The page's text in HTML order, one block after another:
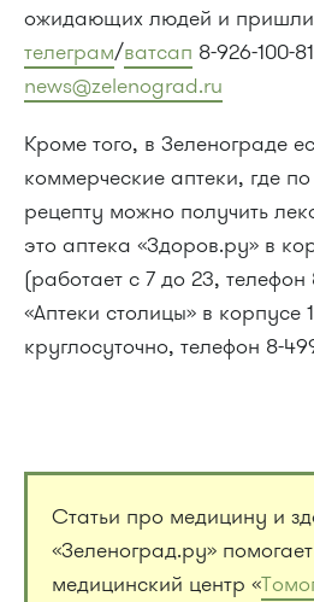
ожидающих людей и
телеграм/ватсап 8-926-100-
news@zelenograd.ru
Кроме того, в Зеленограде
коммерческие аптеки, где
рецепту можно получить
это аптека «Здоров.ру» в
(работает с 7 до 23,
«Аптеки столицы» в корпусе
круглосуточно, телефон 8-
Статьи про медицину и
«Зеленоград.ру»
медицинский центр «